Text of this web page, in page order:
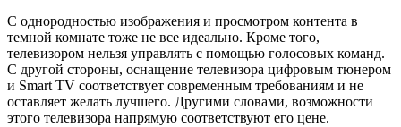
С однородностью изображения и просмотром контента в
темной комнате тоже не все идеально. Кроме того,
телевизором нельзя управлять с помощью голосовых команд.
С другой стороны, оснащение телевизора цифровым тюнером
и Smart TV соответствует современным требованиям и не
оставляет желать лучшего. Другими словами, возможности
этого телевизора напрямую соответствуют его цене.